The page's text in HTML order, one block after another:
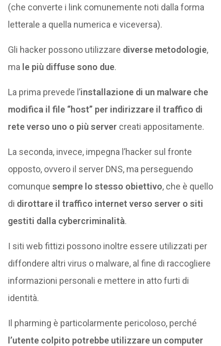
(che converte i link comunemente noti dalla forma
letterale a quella numerica e viceversa).
Gli hacker possono utilizzare diverse metodologie,
ma le più diffuse sono due.
La prima prevede l’installazione di un malware che
modifica il file “host” per indirizzare il traffico di
rete verso uno o più server creati appositamente.
La seconda, invece, impegna l’hacker sul fronte
opposto, ovvero il server DNS, ma perseguendo
comunque sempre lo stesso obiettivo, che è quello
di dirottare il traffico internet verso server o siti
gestiti dalla cybercriminalità.
I siti web fittizi possono inoltre essere utilizzati per
diffondere altri virus o malware, al fine di raccogliere
informazioni personali e mettere in atto furti di
identità.
Il pharming è particolarmente pericoloso, perché
l’utente colpito potrebbe utilizzare un computer